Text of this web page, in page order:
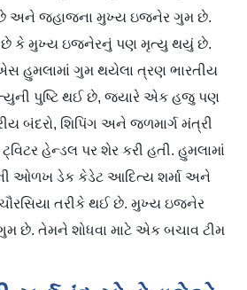
અને જહાજના મુખ્ય ઇજનેર ગુમ છે.
છે કે મુખ્ય ઇજનેરનું પણ મૃત્યુ થયું છે.
હુમલામાં ગુમ થયેલા ત્રણ ભારતીય
પુષ્ટિ થઈ છે, જ્યારે એક હજુ પણ
બંદરો, શિપિંગ અને જળમાર્ગ મંત્રી
ટ્વિટર હેન્ડલ પર શેર કરી હતી. હુમલામાં
ઓળખ ડેક કેડેટ આદિત્ય શર્મા અને
તરીકે થઈ છે. મુખ્ય ઇજનેર
છે. તેમને શોધવા માટે એક બચાવ ટીમ